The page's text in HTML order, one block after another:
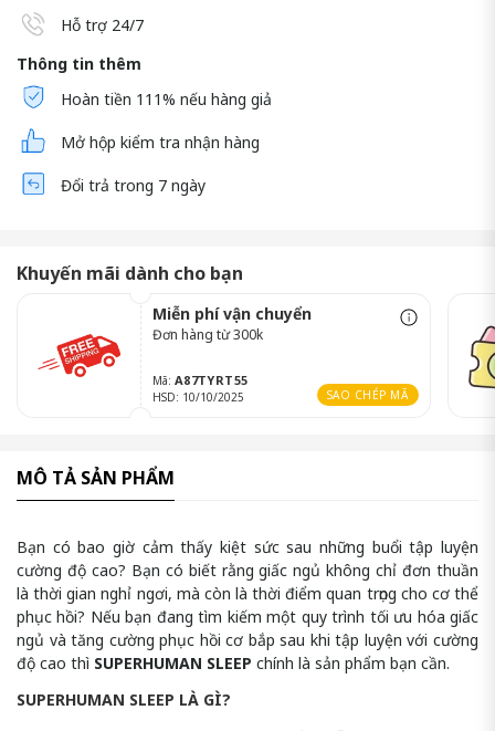
Hỗ trợ 24/7
Thông tin thêm
Hoàn tiền 111% nếu hàng giả
Mở hộp kiểm tra nhận hàng
Đổi trả trong 7 ngày
Khuyến mãi dành cho bạn
Miễn phí vận chuyển
Đơn hàng từ 300k
Mã: A87TYRT55
HSD: 10/10/2025 SAO CHÉP MÃ
MÔ TẢ SẢN PHẨM
Bạn có bao giờ cảm thấy kiệt sức sau những buổi tập luyện
cường độ cao? Bạn có biết rằng giấc ngủ không chỉ đơn thuần
là thời gian nghỉ ngơi, mà còn là thời điểm quan trọng cho cơ thể
phục hồi? Nếu bạn đang tìm kiếm một quy trình tối ưu hóa giấc
ngủ và tăng cường phục hồi cơ bắp sau khi tập luyện với cường
độ cao thì SUPERHUMAN SLEEP chính là sản phẩm bạn cần.
SUPERHUMAN SLEEP LÀ GÌ?